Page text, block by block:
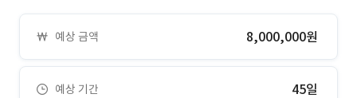
예상 금액 8,000,000원
예상 기간 45일